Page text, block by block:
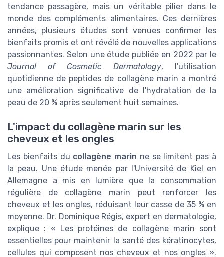
tendance passagère, mais un véritable pilier dans le
monde des compléments alimentaires. Ces dernières
années, plusieurs études sont venues confirmer les
bienfaits promis et ont révélé de nouvelles applications
passionnantes. Selon une étude publiée en 2022 par le
Journal of Cosmetic Dermatology, l'utilisation
quotidienne de peptides de collagène marin a montré
une amélioration significative de l'hydratation de la
peau de 20 % après seulement huit semaines.
L'impact du collagène marin sur les
cheveux et les ongles
Les bienfaits du collagène marin ne se limitent pas à
la peau. Une étude menée par l'Université de Kiel en
Allemagne a mis en lumière que la consommation
régulière de collagène marin peut renforcer les
cheveux et les ongles, réduisant leur casse de 35 % en
moyenne. Dr. Dominique Régis, expert en dermatologie,
explique : « Les protéines de collagène marin sont
essentielles pour maintenir la santé des kératinocytes,
cellules qui composent nos cheveux et nos ongles ».